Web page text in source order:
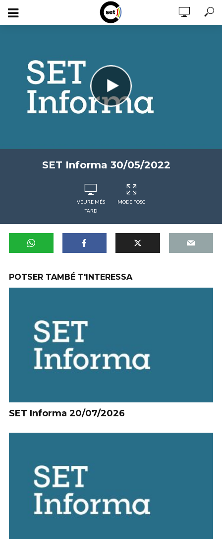
SET Informa 30/05/2022
VEURE MÉS
TARD
MODE FOSC
POTSER TAMBÉ T'INTERESSA
SET Informa 20/07/2026